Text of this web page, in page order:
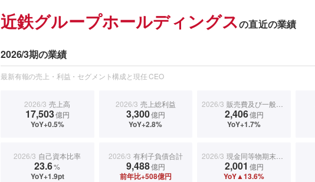
近鉄グループホールディングスの直近の業績
2026/3期の業績
最新有報の売上・利益・セグメント構成と現任 CEO
2026/3 売上高
17,503億円
YoY+0.5%
2026/3 売上総利益
3,300億円
YoY+2.8%
2026/3 販売費及び一般管理費
2,406億円
YoY+1.7%
2026/3 自己資本比率
23.6%
YoY+1.9pt
2026/3 有利子負債合計
9,488億円
前年比+508億円
2026/3 現金同等物期末残高
2,001 億円
YoY▲13.6%